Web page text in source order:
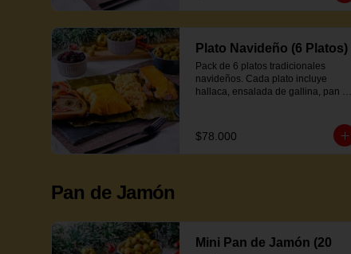
Plato Navideño (6 Platos)
Pack de 6 platos tradicionales
navideños. Cada plato incluye
hallaca, ensalada de gallina, pan de
$78.000
Pan de Jamón
Mini Pan de Jamón (20